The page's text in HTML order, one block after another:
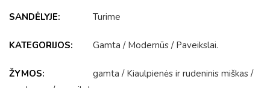
SANDĖLYJE: Turime
KATEGORIJOS: Gamta / Modernūs / Paveikslai.
ŽYMOS: gamta / Kiaulpienės ir rudeninis miškas /